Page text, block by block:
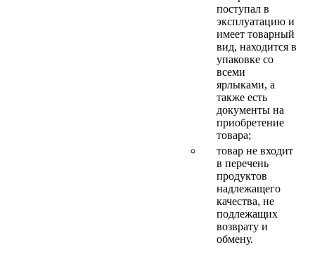
поступал в
эксплуатацию и
имеет товарный
вид, находится в
упаковке со
всеми
ярлыками, а
также есть
документы на
приобретение
товара;
товар не входит
в перечень
продуктов
надлежащего
качества, не
подлежащих
возврату и
обмену.